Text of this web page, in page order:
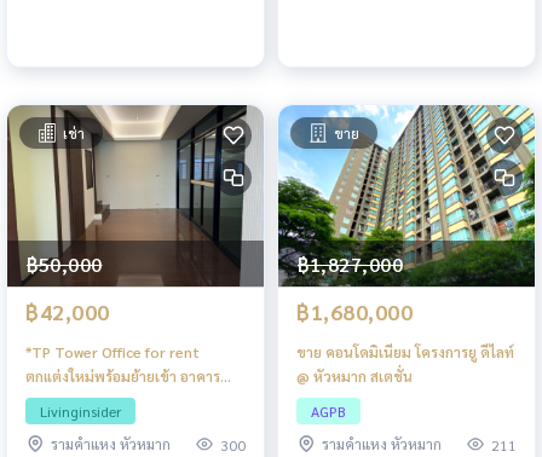
เช่า
฿50,000
฿42,000
*TP Tower Office for rent
ตกแต่งใหม่พร้อมย้ายเข้า อาคาร
สำนักงาน 10 ชั้น ตั้งอยู่ริมถนน
รามคำแหง 81
Livinginsider
รามคำแหง หัวหมาก
300
ขาย
฿1,827,000
฿1,680,000
ขาย คอนโดมิเนียม โครงการยู ดีไลท์
@ หัวหมาก สเตชั่น
AGPB
รามคำแหง หัวหมาก
211